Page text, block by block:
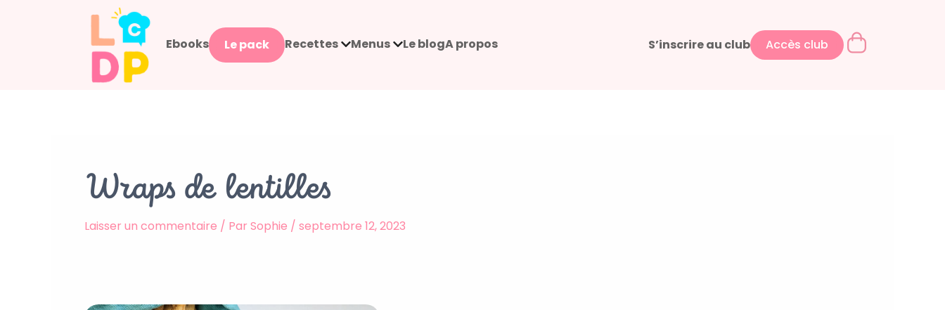
Ebooks Le pack Recettes Menus Le blogA propos S’inscrire au club Accès club
Wraps de lentilles
Laisser un commentaire / Par Sophie / septembre 12, 2023